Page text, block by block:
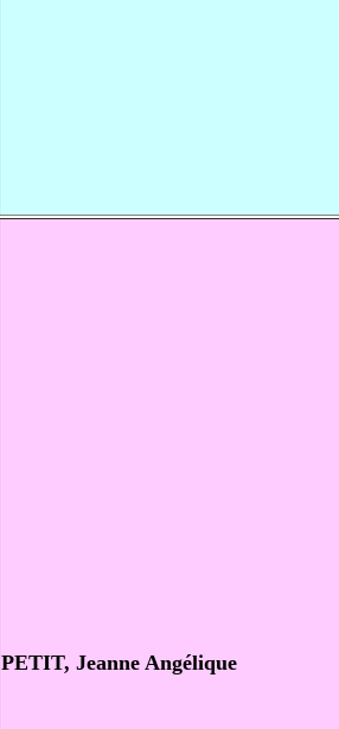
PETIT, Jeanne Angélique